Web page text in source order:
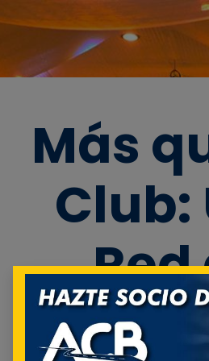
Centro de atención
mecánico:800163316
Automóvil Club
Más
Club:
Red